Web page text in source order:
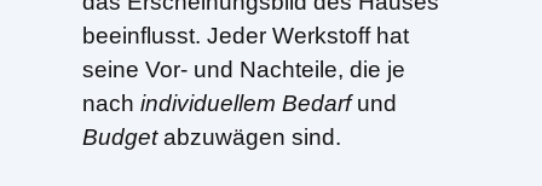
beeinflusst. Jeder Werkstoff hat
seine Vor- und Nachteile, die je
nach individuellem Bedarfund
Budgetabzuwägen sind.